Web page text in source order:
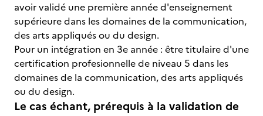
avoir validé une première année d'enseignement
supérieure dans les domaines de la communication,
des arts appliqués ou du design.
Pour un intégration en 3e année : être titulaire d'une
certification profesionnelle de niveau 5 dans les
domaines de la communication, des arts appliqués
ou du design.
Le cas échant, prérequis à la validation de